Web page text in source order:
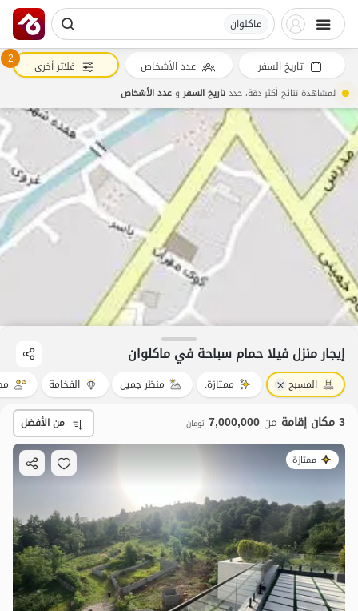
ماکلوان
إيجار منزل فيلا حمام سباحة في ماکلوان
المسبح ممتازة. منظر جميل الفخامة
3 مكان إقامة من 7,000,000 تومان من الأفضل
ممتازة
تاريخ السفر عدد الأشخاص 2 فلاتر أخرى
لمشاهدة نتائج أكثر دقة، حددتاريخ السفروعدد الأشخاص